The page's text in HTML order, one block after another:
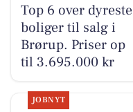
Top 6 over dyreste
boliger til salg i
Brørup. Priser op
til 3.695.000 kr
JOBNYT